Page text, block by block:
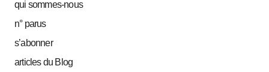
qui sommes-nous
n° parus
s’abonner
articles du Blog